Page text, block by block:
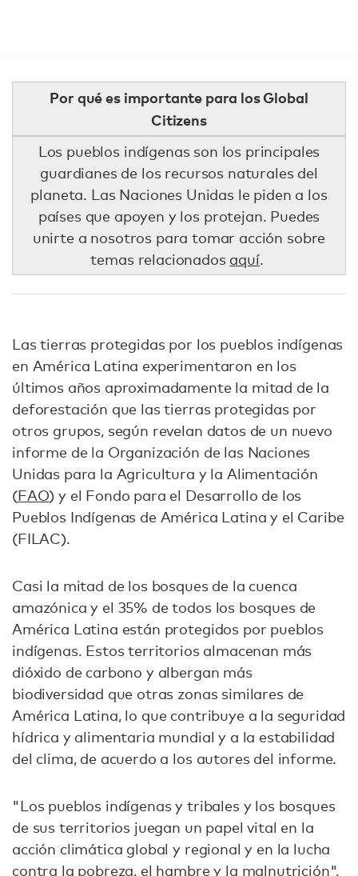
Por qué es importante para los Global
Citizens
Los pueblos indígenas son los principales
guardianes de los recursos naturales del
planeta. Las Naciones Unidas le piden a los
países que apoyen y los protejan. Puedes
unirte a nosotros para tomar acción sobre
temas relacionados aquí.
Las tierras protegidas por los pueblos indígenas
en América Latina experimentaron en los
últimos años aproximadamente la mitad de la
deforestación que las tierras protegidas por
otros grupos, según revelan datos de un nuevo
informe de la Organización de las Naciones
Unidas para la Agricultura y la Alimentación
(FAO) y el Fondo para el Desarrollo de los
Pueblos Indígenas de América Latina y el Caribe
(FILAC).
Casi la mitad de los bosques de la cuenca
amazónica y el 35% de todos los bosques de
América Latina están protegidos por pueblos
indígenas. Estos territorios almacenan más
dióxido de carbono y albergan más
biodiversidad que otras zonas similares de
América Latina, lo que contribuye a la seguridad
hídrica y alimentaria mundial y a la estabilidad
del clima, de acuerdo a los autores del informe.
"Los pueblos indígenas y tribales y los bosques
de sus territorios juegan un papel vital en la
acción climática global y regional y en la lucha
contra la pobreza, el hambre y la malnutrición",